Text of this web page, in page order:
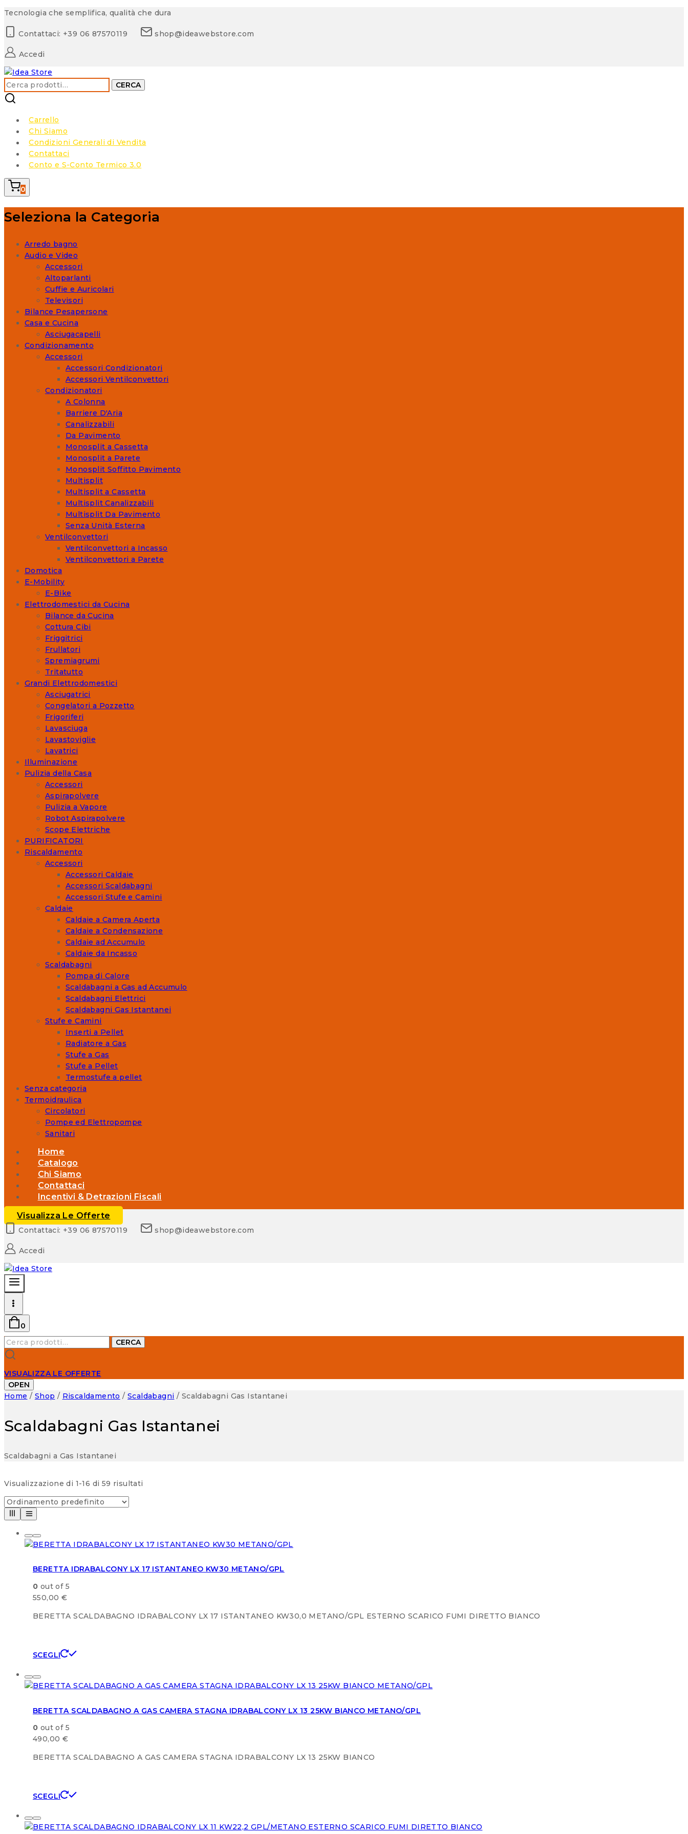
Skip
content
Tecnologia che semplifica, qualità che dura
Contattaci: +39 06 87570119 shop@ideawebstore.com
Accedi
Cerca: CERCA
Carrello
Chi Siamo
Condizioni Generali di Vendita
Contattaci
Conto e S-Conto Termico 3.0
0
Seleziona la Categoria
Arredo bagno
Audio e Video
Accessori
Altoparlanti
Cuffie e Auricolari
Televisori
Bilance Pesapersone
Casa e Cucina
Asciugacapelli
Condizionamento
Accessori
Accessori Condizionatori
Accessori Ventilconvettori
Condizionatori
A Colonna
Barriere D'Aria
Canalizzabili
Da Pavimento
Monosplit a Cassetta
Monosplit a Parete
Monosplit Soffitto Pavimento
Multisplit
Multisplit a Cassetta
Multisplit Canalizzabili
Multisplit Da Pavimento
Senza Unità Esterna
Ventilconvettori
Ventilconvettori a Incasso
Ventilconvettori a Parete
Domotica
E-Mobility
E-Bike
Elettrodomestici da Cucina
Bilance da Cucina
Cottura Cibi
Friggitrici
Frullatori
Spremiagrumi
Tritatutto
Grandi Elettrodomestici
Asciugatrici
Congelatori a Pozzetto
Frigoriferi
Lavasciuga
Lavastoviglie
Lavatrici
Illuminazione
Pulizia della Casa
Accessori
Aspirapolvere
Pulizia a Vapore
Robot Aspirapolvere
Scope Elettriche
PURIFICATORI
Riscaldamento
Accessori
Accessori Caldaie
Accessori Scaldabagni
Accessori Stufe e Camini
Caldaie
Caldaie a Camera Aperta
Caldaie a Condensazione
Caldaie ad Accumulo
Caldaie da Incasso
Scaldabagni
Pompa di Calore
Scaldabagni a Gas ad Accumulo
Scaldabagni Elettrici
Scaldabagni Gas Istantanei
Stufe e Camini
Inserti a Pellet
Radiatore a Gas
Stufe a Gas
Stufe a Pellet
Termostufe a pellet
Senza categoria
Termoidraulica
Circolatori
Pompe ed Elettropompe
Sanitari
Home
Catalogo
Chi Siamo
Contattaci
Incentivi & Detrazioni Fiscali
Visualizza Le Offerte
Contattaci: +39 06 87570119 shop@ideawebstore.com
Accedi
0
Cerca:
CERCA
VISUALIZZA LE OFFERTE
OPEN
Home / Shop / Riscaldamento / Scaldabagni / Scaldabagni Gas Istantanei
Scaldabagni Gas Istantanei
Scaldabagni a Gas Istantanei
Visualizzazione di 1-16 di 59 risultati
BERETTA IDRABALCONY LX 17 ISTANTANEO KW30 METANO/GPL
0 out of 5
550,00 €
BERETTA SCALDABAGNO IDRABALCONY LX 17 ISTANTANEO KW30,0 METANO/GPL ESTERNO SCARICO FUMI DIRETTO BIANCO
SCEGLI
Questo
più
Le
scelte
BERETTA SCALDABAGNO A GAS CAMERA STAGNA IDRABALCONY LX 13 25KW BIANCO METANO/GPL
0 out of 5
490,00 €
BERETTA SCALDABAGNO A GAS CAMERA STAGNA IDRABALCONY LX 13 25KW BIANCO
SCEGLI
Questo
più